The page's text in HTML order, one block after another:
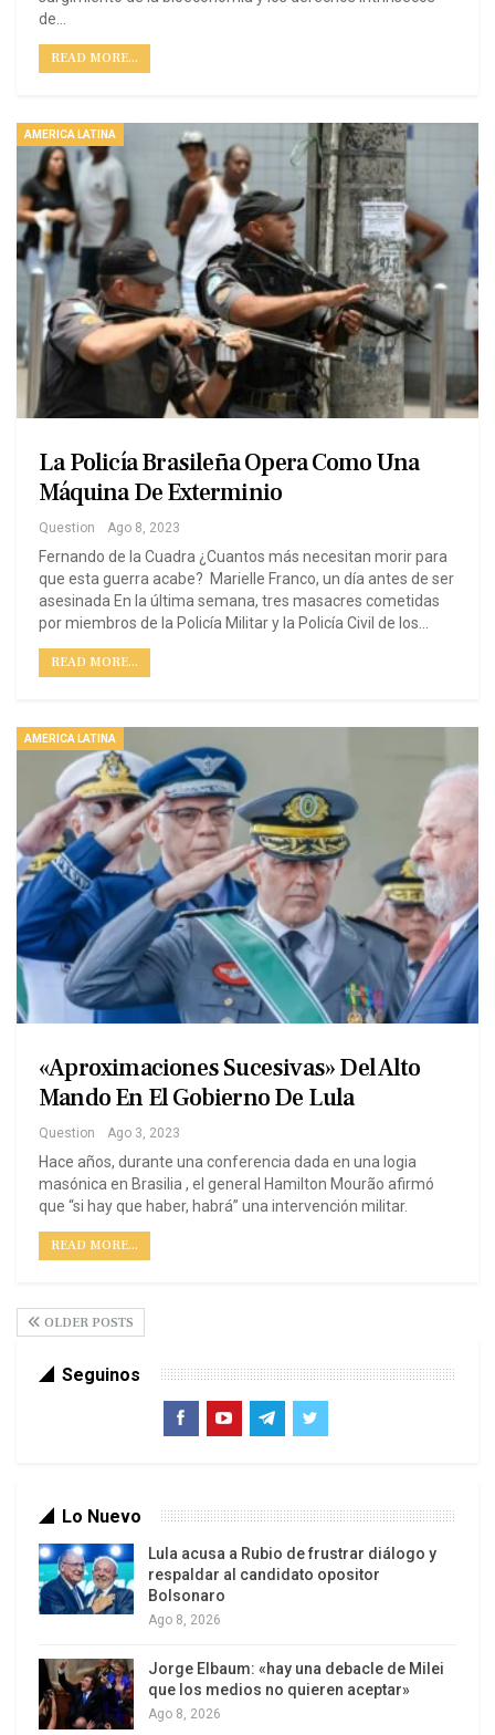
de…
READ MORE...
AMERICA LATINA
La Policía Brasileña Opera Como Una
Máquina De Exterminio
Question Ago 8, 2023
Fernando de la Cuadra ¿Cuantos más necesitan morir para
que esta guerra acabe? Marielle Franco, un día antes de ser
asesinada En la última semana, tres masacres cometidas
por miembros de la Policía Militar y la Policía Civil de los…
READ MORE...
AMERICA LATINA
«Aproximaciones Sucesivas» Del Alto
Mando En El Gobierno De Lula
Question Ago 3, 2023
Hace años, durante una conferencia dada en una logia
masónica en Brasilia , el general Hamilton Mourão afirmó
que “si hay que haber, habrá” una intervención militar.
READ MORE...
OLDER POSTS
Seguinos
Lo Nuevo
Lula acusa a Rubio de frustrar diálogo y
respaldar al candidato opositor
Bolsonaro
Ago 8, 2026
Jorge Elbaum: «hay una debacle de Milei
que los medios no quieren aceptar»
Ago 8, 2026